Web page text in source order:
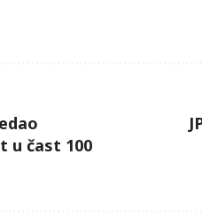
u čast 100